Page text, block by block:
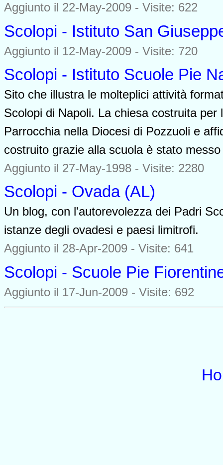
Aggiunto il 22-May-2009 - Visite: 622
Scolopi - Istituto San
Aggiunto il 12-May-2009 - Visite: 720
Scolopi - Istituto Scuole Pie
Sito che illustra le molteplici attività
Scolopi di Napoli. La chiesa costruita
Parrocchia nella Diocesi di Pozzuoli e
costruito grazie alla scuola è stato
Aggiunto il 27-May-1998 - Visite: 2280
Scolopi - Ovada (AL)
Un blog, con l'autorevolezza dei Padri
istanze degli ovadesi e paesi limitrofi.
Aggiunto il 28-Apr-2009 - Visite: 641
Scolopi - Scuole Pie
Aggiunto il 17-Jun-2009 - Visite: 692